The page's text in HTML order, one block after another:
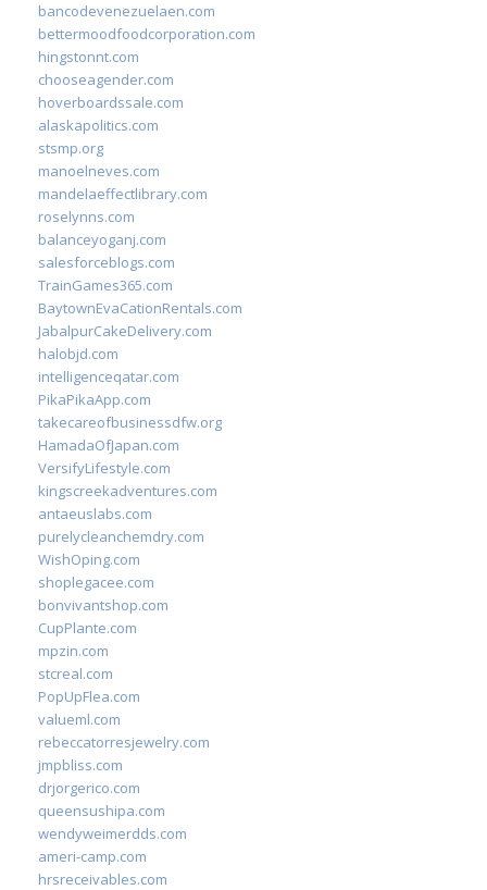
bancodevenezuelaen.com
bettermoodfoodcorporation.com
hingstonnt.com
chooseagender.com
hoverboardssale.com
alaskapolitics.com
stsmp.org
manoelneves.com
mandelaeffectlibrary.com
roselynns.com
balanceyoganj.com
salesforceblogs.com
TrainGames365.com
BaytownEvaCationRentals.com
JabalpurCakeDelivery.com
halobjd.com
intelligenceqatar.com
PikaPikaApp.com
takecareofbusinessdfw.org
HamadaOfJapan.com
VersifyLifestyle.com
kingscreekadventures.com
antaeuslabs.com
purelycleanchemdry.com
WishOping.com
shoplegacee.com
bonvivantshop.com
CupPlante.com
mpzin.com
stcreal.com
PopUpFlea.com
valueml.com
rebeccatorresjewelry.com
jmpbliss.com
drjorgerico.com
queensushipa.com
wendyweimerdds.com
ameri-camp.com
hrsreceivables.com